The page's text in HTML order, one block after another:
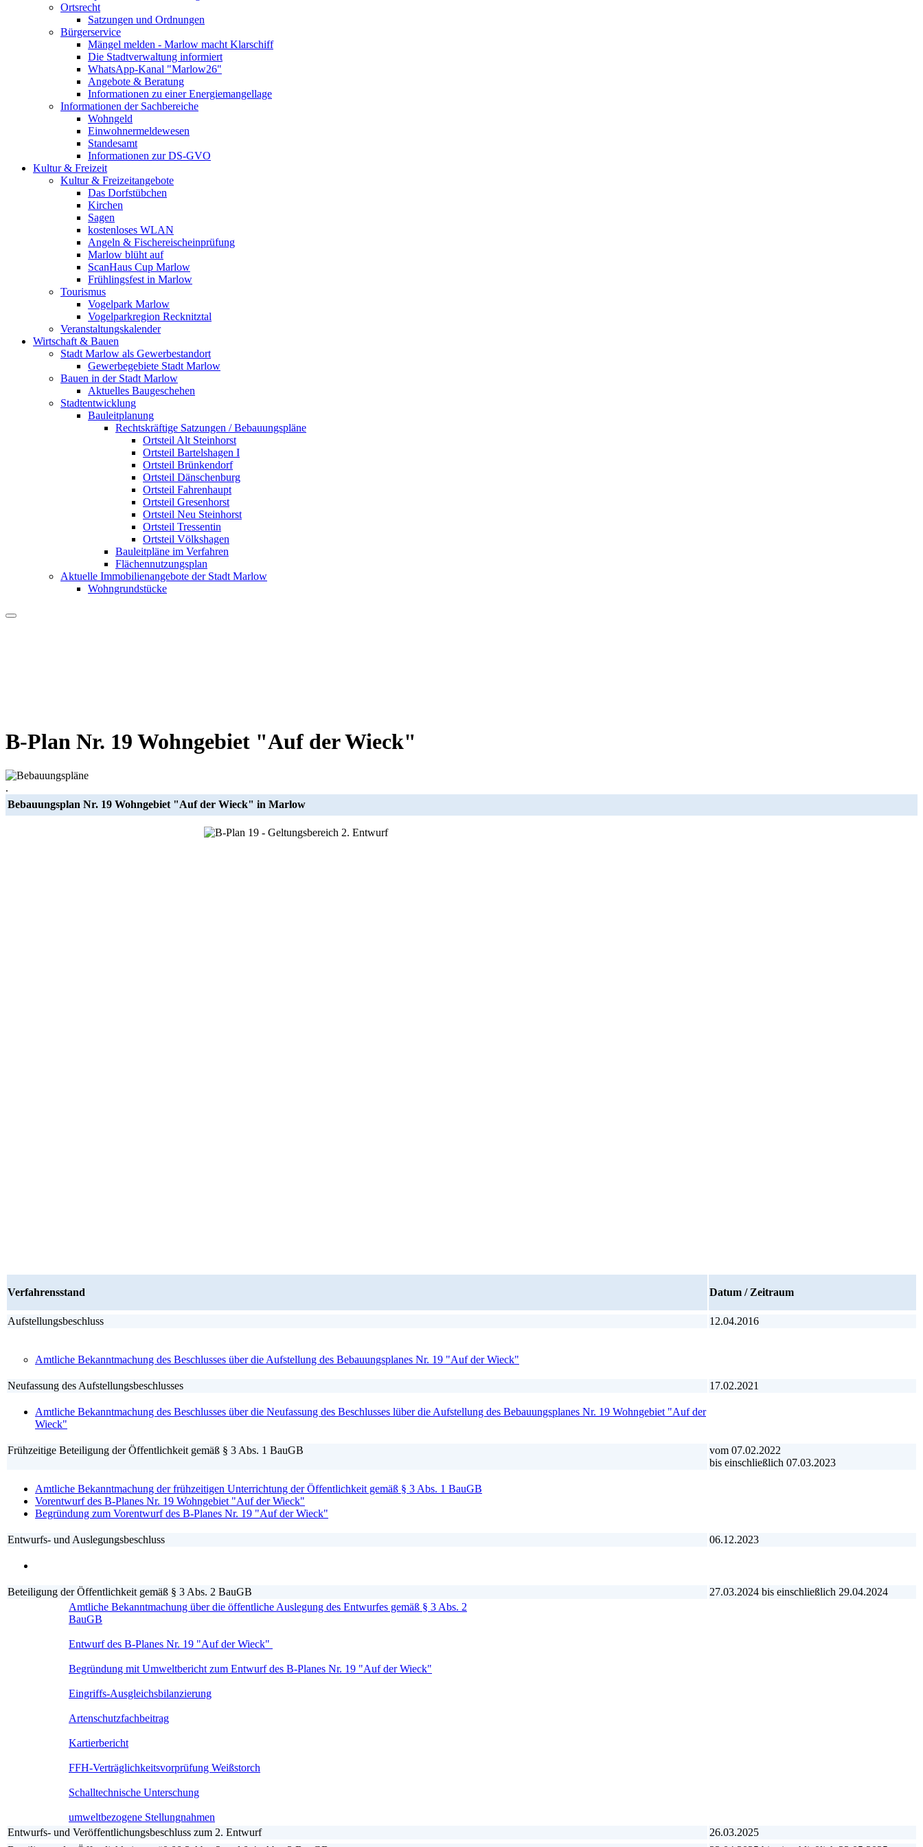
Ortsrecht
Satzungen und Ordnungen
Bürgerservice
Mängel melden - Marlow macht Klarschiff
Die Stadtverwaltung informiert
WhatsApp-Kanal "Marlow26"
Angebote & Beratung
Informationen zu einer Energiemangellage
Informationen der Sachbereiche
Wohngeld
Einwohnermeldewesen
Standesamt
Informationen zur DS-GVO
Kultur & Freizeit
Kultur & Freizeitangebote
Das Dorfstübchen
Kirchen
Sagen
kostenloses WLAN
Angeln & Fischereischeinprüfung
Marlow blüht auf
ScanHaus Cup Marlow
Frühlingsfest in Marlow
Tourismus
Vogelpark Marlow
Vogelparkregion Recknitztal
Veranstaltungskalender
Wirtschaft & Bauen
Stadt Marlow als Gewerbestandort
Gewerbegebiete Stadt Marlow
Bauen in der Stadt Marlow
Aktuelles Baugeschehen
Stadtentwicklung
Bauleitplanung
Rechtskräftige Satzungen / Bebauungspläne
Ortsteil Alt Steinhorst
Ortsteil Bartelshagen I
Ortsteil Brünkendorf
Ortsteil Dänschenburg
Ortsteil Fahrenhaupt
Ortsteil Gresenhorst
Ortsteil Neu Steinhorst
Ortsteil Tressentin
Ortsteil Völkshagen
Bauleitpläne im Verfahren
Flächennutzungsplan
Aktuelle Immobilienangebote der Stadt Marlow
Wohngrundstücke
B-Plan Nr. 19 Wohngebiet "Auf der Wieck"
.
Bebauungsplan Nr. 19 Wohngebiet "Auf der Wieck" in Marlow
Verfahrensstand Datum / Zeitraum
Aufstellungsbeschluss 12.04.2016
Amtliche Bekanntmachung des Beschlusses über die Aufstellung des Bebauungsplanes Nr. 19 "Auf der Wieck"
Neufassung des Aufstellungsbeschlusses 17.02.2021
Amtliche Bekanntmachung des Beschlusses über die Neufassung des Beschlusses lüber die Aufstellung des Bebauungsplanes Nr. 19 Wohngebiet "Auf der
Wieck"
Frühzeitige Beteiligung der Öffentlichkeit gemäß § 3 Abs. 1 BauGB
vom 07.02.2022
bis einschließlich 07.03.2023
Amtliche Bekanntmachung der frühzeitigen Unterrichtung der Öffentlichkeit gemäß § 3 Abs. 1 BauGB
Vorentwurf des B-Planes Nr. 19 Wohngebiet "Auf der Wieck"
Begründung zum Vorentwurf des B-Planes Nr. 19 "Auf der Wieck"
Entwurfs- und Auslegungsbeschluss 06.12.2023
Beteiligung der Öffentlichkeit gemäß § 3 Abs. 2 BauGB
27.03.2024 bis einschließlich 29.04.2024
Amtliche Bekanntmachung über die öffentliche Auslegung des Entwurfes gemäß § 3 Abs. 2
BauGB
Entwurf des B-Planes Nr. 19 "Auf der Wieck"
Begründung mit Umweltbericht zum Entwurf des B-Planes Nr. 19 "Auf der Wieck"
Eingriffs-Ausgleichsbilanzierung
Artenschutzfachbeitrag
Kartierbericht
FFH-Verträglichkeitsvorprüfung Weißstorch
Schalltechnische Unterschung
umweltbezogene Stellungnahmen
Entwurfs- und Veröffentlichungsbeschluss zum 2. Entwurf
26.03.2025